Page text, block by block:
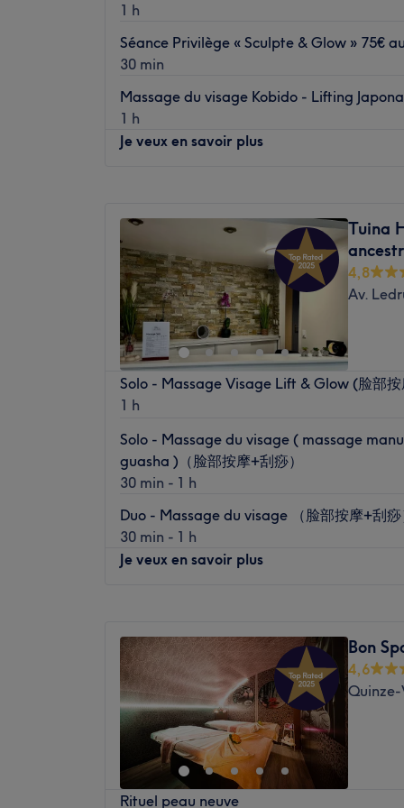
le bien-être et la mise en beauté, le salon
prestations pour prendre soin de vous :
visage personnalisés et beauté du regard
Transport public le plus proche
Le métro Les Gobelins est à deux
L'équipe met son expertise, sa précision et
service de chaque client afin d'offrir une
Nos coups de cœur :
L’atmosphère : une atmosphère
Les spécialités de l’établissement :les soin
la beauté du regrad.
1 h
Séance Privilège « Sculpte & Glow » 75€
30 min
Massage du visage Kobido - Lifting
1 h
Je veux en savoir plus
09:00– 20:30
Jeudi
09:00 –20:30
Vendredi
09:00 –20:30
Samedi
–20:30
Dimanche
Ora Facialiste, situé sur le prestigieux
8ème arrondissement de Paris, est un
manuel. Dounia vous y accueille pour une
holistique, où la précision du geste
quelques pas de la station Miromesnil.
Transport public le plus proche
L’établissement bénéficie d'un
prestigieux, situé à seulement deux
métro Saint-Philippe-du-Roule (Ligne 9)
Dounia, votre facialiste experte, vous
professionnalisme et une écoute attentive.
techniques de massage facial de haute
maîtrise parfaite des muscles du visage.
la technicité de ses mains, Dounia adapte
spécifiques de votre peau et de votre
un véritable effet liftant naturel et une
Tuina
4,8
Av.
Solo - Massage Visage Lift & Glow (脸部按
1 h
Solo - Massage du visage ( massage
guasha )（脸部按摩+刮痧）
30 min - 1 h
Duo - Massage du visage （脸部按摩+刮痧
30 min - 1 h
Je veux en savoir plus
Mercredi
10:30 –20:30
Jeudi
10:30 –20:30
Vendredi
10:30 –20:30
Samedi
10:30
Dimanche
10:30
Bienvenue chez Tuina Home, installé dans
Paris. Quoi de mieux qu'un moment de
Bon
4,6
Rituel peau neuve